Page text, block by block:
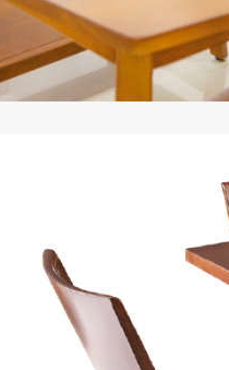
台中
台南
高雄鳳仁暢貨
高